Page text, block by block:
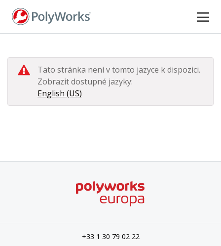
Tato stránka není v tomto jazyce k dispozici.
Zobrazit dostupné jazyky:
English (US)
+33 1 30 79 02 22